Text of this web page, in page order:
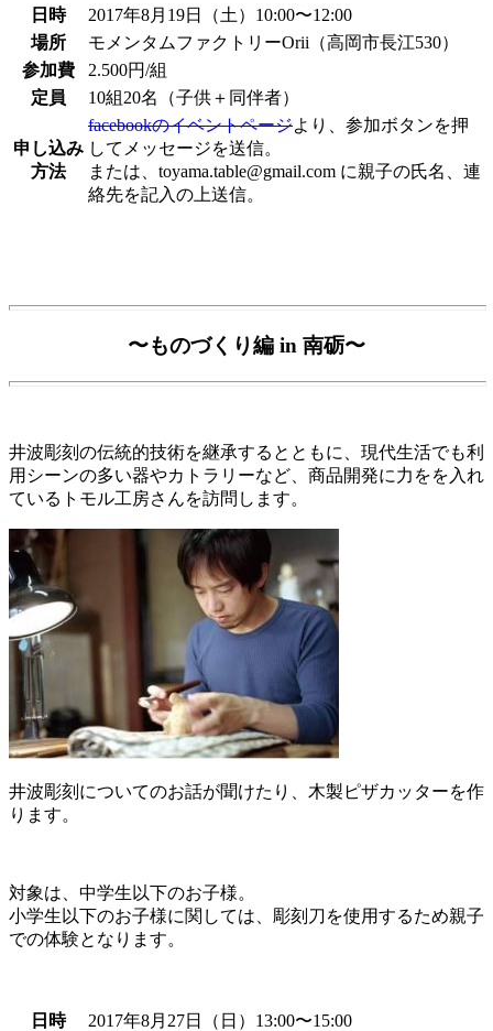
日時
2017年8月19日（土）10:00〜12:00
場所
モメンタムファクトリーOrii（高岡市長江530）
参加費
2.500円/組
定員
10組20名（子供＋同伴者）
申し込み
方法
facebookのイベントページより、参加ボタンを押
してメッセージを送信。
または、toyama.table@gmail.com に親子の氏名、連
絡先を記入の上送信。
〜ものづくり編 in 南砺〜
井波彫刻の伝統的技術を継承するとともに、現代生活でも利
用シーンの多い器やカトラリーなど、商品開発に力をを入れ
ているトモル工房さんを訪問します。
井波彫刻についてのお話が聞けたり、木製ピザカッターを作
ります。
対象は、中学生以下のお子様。
小学生以下のお子様に関しては、彫刻刀を使用するため親子
での体験となります。
日時
2017年8月27日（日）13:00〜15:00